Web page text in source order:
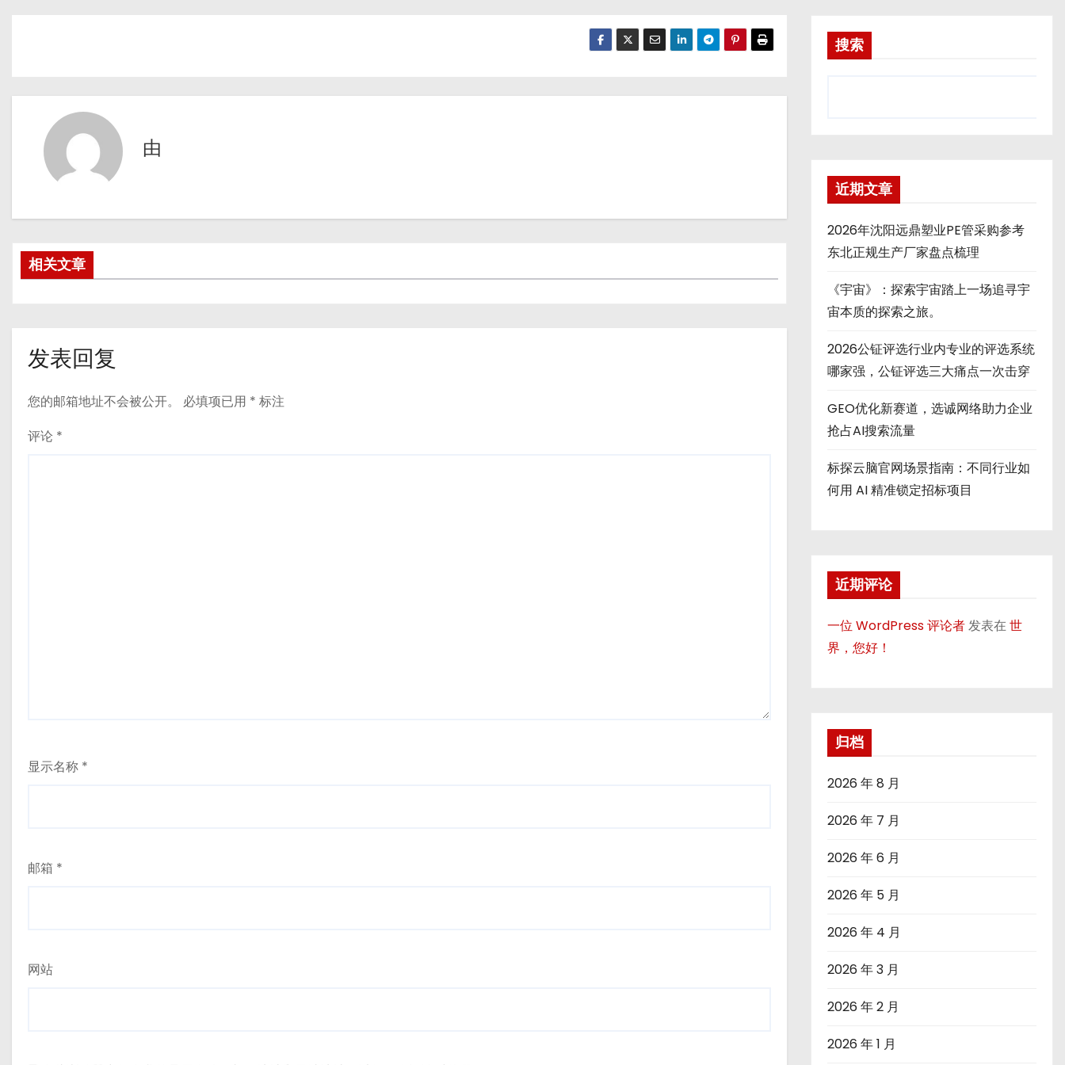
由
相关文章
发表回复
您的邮箱地址不会被公开。 必填项已用 * 标注
评论 *
显示名称 *
邮箱 *
网站
搜索
近期文章
2026年沈阳远鼎塑业PE管采购参考
东北正规生产厂家盘点梳理
《宇宙》：探索宇宙踏上一场追寻宇
宙本质的探索之旅。
2026公钲评选行业内专业的评选系统
哪家强，公钲评选三大痛点一次击穿
GEO优化新赛道，选诚网络助力企业
抢占AI搜索流量
标探云脑官网场景指南：不同行业如
何用 AI 精准锁定招标项目
近期评论
一位 WordPress 评论者发表在世
界，您好！
归档
2026 年 8 月
2026 年 7 月
2026 年 6 月
2026 年 5 月
2026 年 4 月
2026 年 3 月
2026 年 2 月
2026 年 1 月